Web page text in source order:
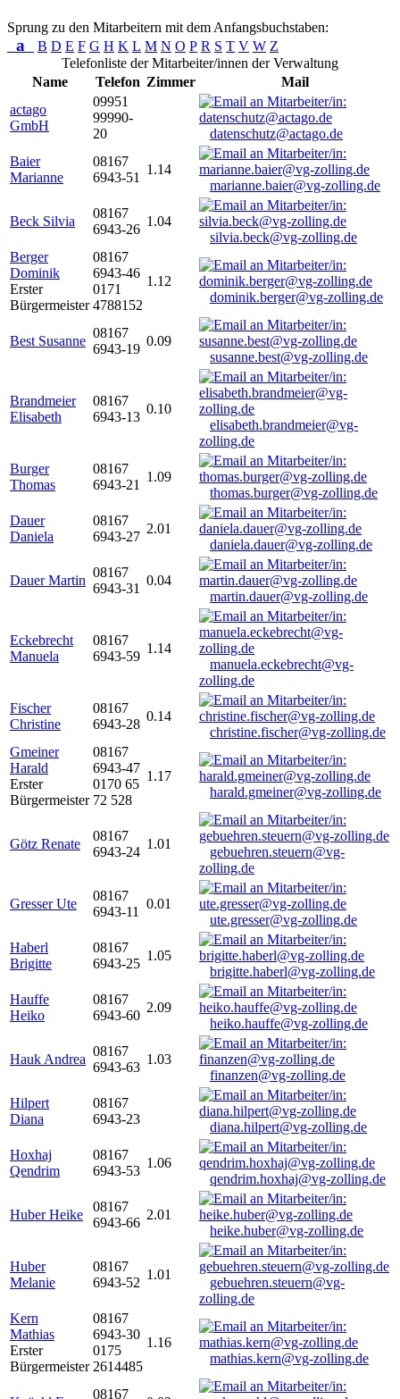
Sprung zu den Mitarbeitern mit dem Anfangsbuchstaben:
a B D E F G H K L M N O P R S T V W Z
Telefonliste der Mitarbeiter/innen der Verwaltung
Name
Telefon Zimmer
Mail
actago
GmbH
09951
99990-
20
datenschutz@actago.de
Baier
Marianne
08167
6943-51
1.14
marianne.baier@vg-zolling.de
Beck Silvia
08167
6943-26
1.04
silvia.beck@vg-zolling.de
Berger
Dominik
Erster
Bürgermeister
08167
6943-46
0171
4788152
1.12
dominik.berger@vg-zolling.de
Best Susanne
08167
6943-19
0.09
susanne.best@vg-zolling.de
Brandmeier
Elisabeth
08167
6943-13
0.10
elisabeth.brandmeier@vg-
zolling.de
Burger
Thomas
08167
6943-21
1.09
thomas.burger@vg-zolling.de
Dauer
Daniela
08167
6943-27
2.01
daniela.dauer@vg-zolling.de
Dauer Martin
08167
6943-31
0.04
martin.dauer@vg-zolling.de
Eckebrecht
Manuela
08167
6943-59
1.14
manuela.eckebrecht@vg-
zolling.de
Fischer
Christine
08167
6943-28
0.14
christine.fischer@vg-zolling.de
Gmeiner
Harald
Erster
Bürgermeister
08167
6943-47
0170 65
72 528
1.17
harald.gmeiner@vg-zolling.de
Götz Renate
08167
6943-24
1.01
gebuehren.steuern@vg-
zolling.de
Gresser Ute
08167
6943-11
0.01
ute.gresser@vg-zolling.de
Haberl
Brigitte
08167
6943-25
1.05
brigitte.haberl@vg-zolling.de
Hauffe
Heiko
08167
6943-60
2.09
heiko.hauffe@vg-zolling.de
Hauk Andrea
08167
6943-63
1.03
finanzen@vg-zolling.de
Hilpert
Diana
08167
6943-23
diana.hilpert@vg-zolling.de
Hoxhaj
Qendrim
08167
6943-53
1.06
qendrim.hoxhaj@vg-zolling.de
Huber Heike
08167
6943-66
2.01
heike.huber@vg-zolling.de
Huber
Melanie
08167
6943-52
1.01
gebuehren.steuern@vg-
zolling.de
Kern
Mathias
Erster
Bürgermeister
08167
6943-30
0175
2614485
1.16
mathias.kern@vg-zolling.de
08167